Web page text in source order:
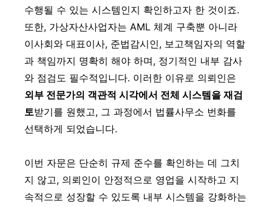
수행될 수 있는 시스템인지 확인하고자 한 것이죠.
또한, 가상자산사업자는 AML 체계 구축뿐 아니라
이사회와 대표이사, 준법감시인, 보고책임자의 역할
과 책임까지 명확히 해야 하며, 정기적인 내부 감사
와 점검도 필수적입니다. 이러한 이유로 의뢰인은
외부 전문가의 객관적 시각에서 전체 시스템을 재검
토받기를 원했고, 그 과정에서 법률사무소 번화를
선택하게 되었습니다.
이번 자문은 단순히 규제 준수를 확인하는 데 그치
지 않고, 의뢰인이 안정적으로 영업을 시작하고 지
속적으로 성장할 수 있도록 내부 시스템을 강화하는